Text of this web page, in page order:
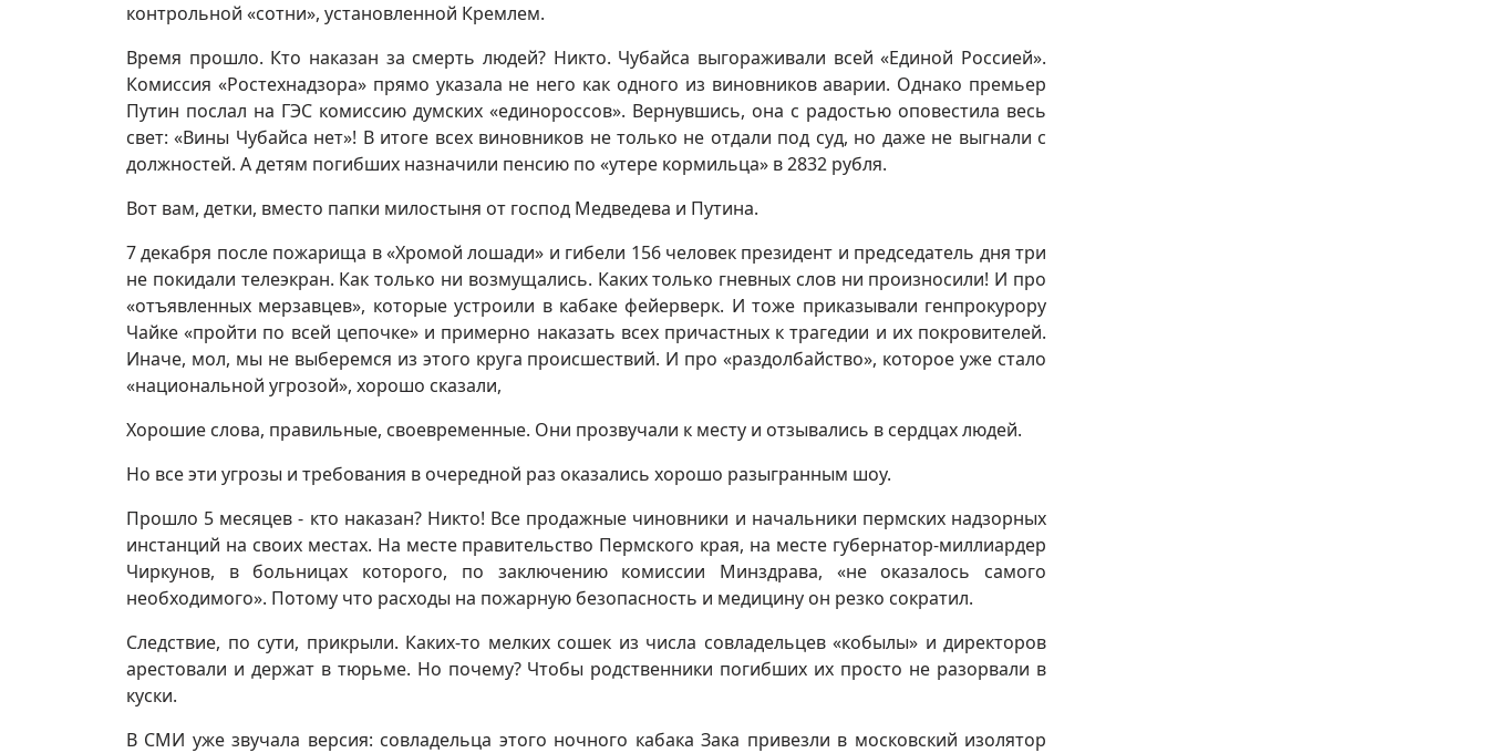
контрольной «сотни», установленной Кремлем.
Время прошло. Кто наказан за смерть людей? Никто. Чубайса выгораживали всей «Единой Россией».
Комиссия «Ростехнадзора» прямо указала не него как одного из виновников аварии. Однако премьер
Путин послал на ГЭС комиссию думских «единороссов». Вернувшись, она с радостью оповестила весь
свет: «Вины Чубайса нет»! В итоге всех виновников не только не отдали под суд, но даже не выгнали с
должностей. А детям погибших назначили пенсию по «утере кормильца» в 2832 рубля.
Вот вам, детки, вместо папки милостыня от господ Медведева и Путина.
7 декабря после пожарища в «Хромой лошади» и гибели 156 человек президент и председатель дня три
не покидали телеэкран. Как только ни возмущались. Каких только гневных слов ни произносили! И про
«отъявленных мерзавцев», которые устроили в кабаке фейерверк. И тоже приказывали генпрокурору
Чайке «пройти по всей цепочке» и примерно наказать всех причастных к трагедии и их покровителей.
Иначе, мол, мы не выберемся из этого круга происшествий. И про «раздолбайство», которое уже стало
«национальной угрозой», хорошо сказали,
Хорошие слова, правильные, своевременные. Они прозвучали к месту и отзывались в сердцах людей.
Но все эти угрозы и требования в очередной раз оказались хорошо разыгранным шоу.
Прошло 5 месяцев - кто наказан? Никто! Все продажные чиновники и начальники пермских надзорных
инстанций на своих местах. На месте правительство Пермского края, на месте губернатор-миллиардер
Чиркунов, в больницах которого, по заключению комиссии Минздрава, «не оказалось самого
необходимого». Потому что расходы на пожарную безопасность и медицину он резко сократил.
Следствие, по сути, прикрыли. Каких-то мелких сошек из числа совладельцев «кобылы» и директоров
арестовали и держат в тюрьме. Но почему? Чтобы родственники погибших их просто не разорвали в
куски.
В СМИ уже звучала версия: совладельца этого ночного кабака Зака привезли в московский изолятор